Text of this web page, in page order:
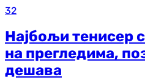
32
Најбољи тенисер
на прегледима,
дешава